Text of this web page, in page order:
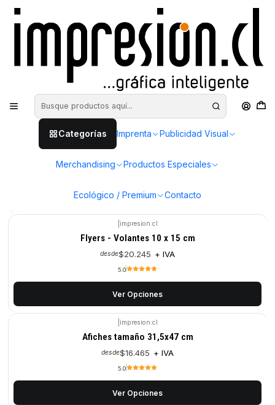
Categorías Imprenta Publicidad Visual
Merchandising Productos Especiales
Ecológico / Premium Contacto
impresion.cl
Flyers - Volantes 14 x 21 cm - (media carta)
$21.835 + IVA
5.0
Ver Opciones
desde
Ver Opciones
impresion.cl
Flyers - Volantes 10 x 15 cm
desde$20.245 + IVA
5.0
Ver Opciones
impresion.cl
Afiches tamaño 31,5x47 cm
desde$16.465 + IVA
5.0
Ver Opciones